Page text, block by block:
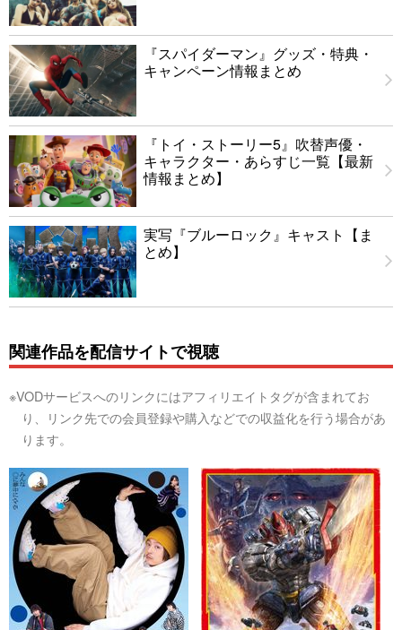
『スパイダーマン』グッズ・特典・
キャンペーン情報まとめ
『トイ・ストーリー5』吹替声優・
キャラクター・あらすじ一覧【最新
情報まとめ】
実写『ブルーロック』キャスト【ま
とめ】
関連作品を配信サイトで視聴
※VODサービスへのリンクにはアフィリエイトタグが含まれてお
り、リンク先での会員登録や購入などでの収益化を行う場合があ
ります。